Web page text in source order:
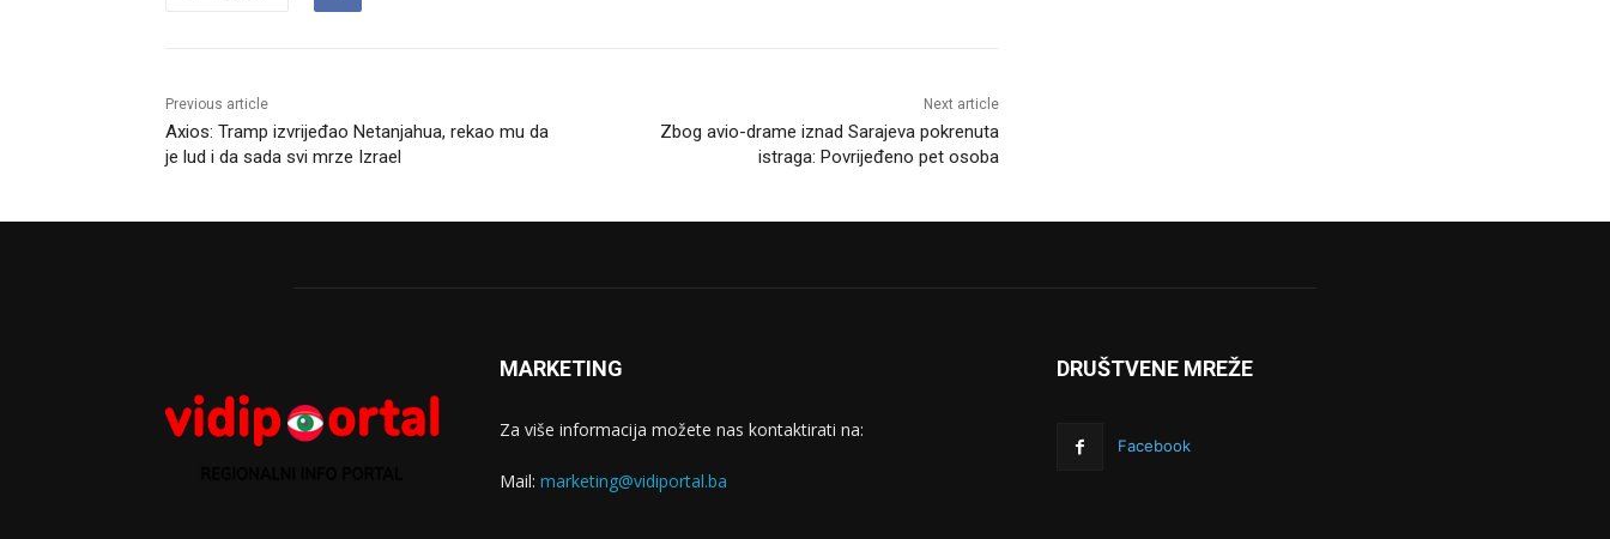
Previous article
Axios: Tramp izvrijeđao Netanjahua, rekao mu da
je lud i da sada svi mrze Izrael
Next article
Zbog avio-drame iznad Sarajeva pokrenuta
istraga: Povrijeđeno pet osoba
MARKETING
Za više informacija možete nas kontaktirati na:
Mail: marketing@vidiportal.ba
DRUŠTVENE MREŽE
Facebook